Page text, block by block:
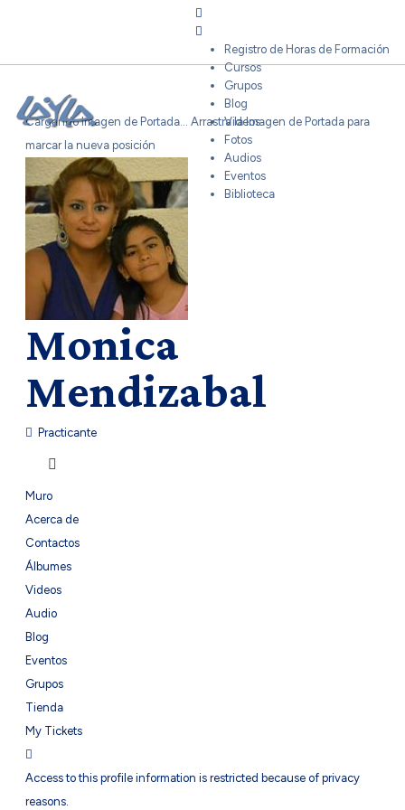
Registro de Horas de Formación
Cursos
Grupos
Blog
Videos
Fotos
Audios
Eventos
Biblioteca
Cargando Imagen de Portada... Arrastra la Imagen de Portada para
marcar la nueva posición
Monica
Mendizabal
Practicante
Muro
Acerca de
Contactos
Álbumes
Videos
Audio
Blog
Eventos
Grupos
Tienda
My Tickets
Access to this profile information is restricted because of privacy
reasons.